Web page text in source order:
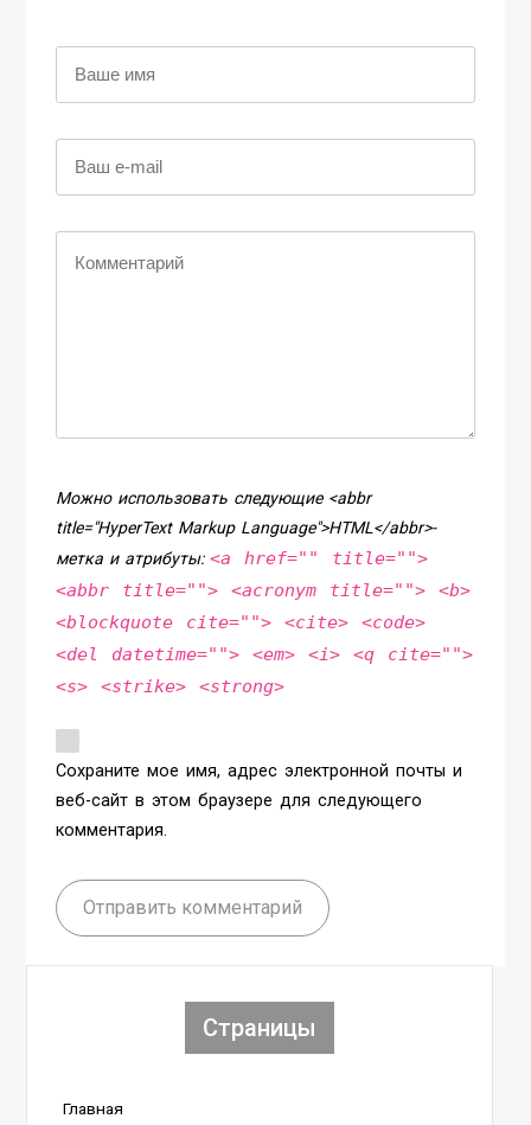
Можно использовать следующие <abbr
title="HyperText Markup Language">HTML</abbr>-
метка и атрибуты:<a href="" title="">
<abbr title=""> <acronym title=""> <b>
<blockquote cite=""> <cite> <code>
<del datetime=""> <em> <i> <q cite="">
<s> <strike> <strong>
Сохраните мое имя, адрес электронной почты и
веб-сайт в этом браузере для следующего
комментария.
Отправить комментарий
Страницы
Главная